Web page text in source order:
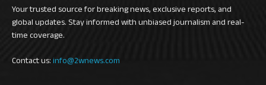
Your trusted source for breaking news, exclusive reports, and
global updates. Stay informed with unbiased journalism and real-
time coverage.
Contact us:info@2wnews.com